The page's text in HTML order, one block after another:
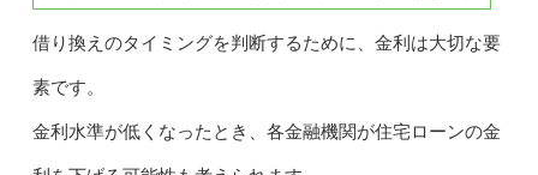
借り換えのタイミングを判断するために、金利は大切な要
素です。
金利水準が低くなったとき、各金融機関が住宅ローンの金